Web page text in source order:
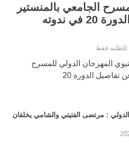
الجامعي بالمنستير
يكشف عن تفاصيل الدورة 20 في ندوته
للطلبة فقط
المهرجان الدولي للمسرح
الدورة 20
: مرتضى الفتيتي والشامي يخلقان